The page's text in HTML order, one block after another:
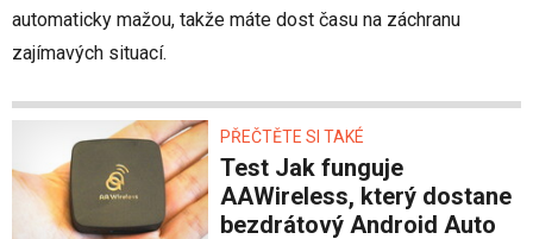
automaticky mažou, takže máte dost času na záchranu
zajímavých situací.
PŘEČTĚTE SI TAKÉ
Test Jak funguje
AAWireless, který dostane
bezdrátový Android Auto